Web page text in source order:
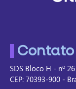
Contato
SDS Bloco H - nº
CEP: 70393-900 -